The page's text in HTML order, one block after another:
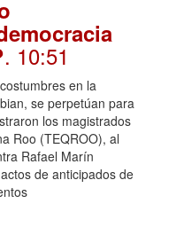
. 10:51
en la
se perpetúan para
los magistrados
Roo (TEQROO), al
Rafael Marín
de anticipados de